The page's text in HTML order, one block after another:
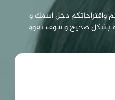
واقتراحاتكم دخل اسمك و
بشكل صحيح و سوف نقوم